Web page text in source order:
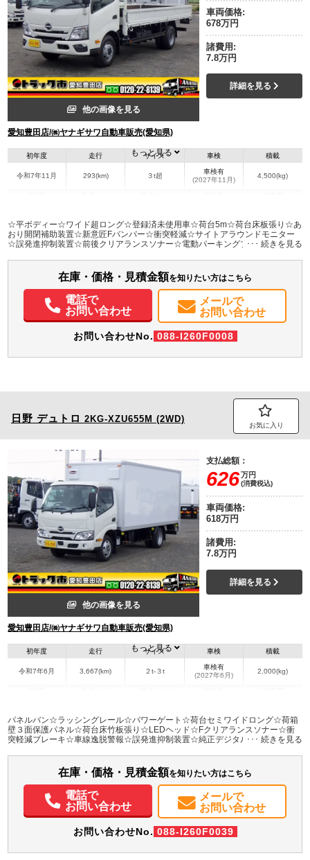
他の画像を見る
愛知豊田店/㈱ヤナギサワ自動車販売(愛知県)
車両価格:
678万円
諸費用:
7.8万円
詳細を見る
初年度
令和7年11月
走行
293(km)
サイズ
３t超
車検
車検有
(2027年11月)
積載
4,500(kg)
愛知県
W:2,080
H:380
W:2,180
H:2,320
無
パワステ パワーウィンドウ ABS エアバッグ
電動格納ミラー
バックモニター
取扱説明書（一部含む） メンテナンスノート（保証書）
もっと見る
☆平ボディー☆ワイド超ロング☆登録済未使用車☆荷台5m☆荷台床板張り☆あ
おり開閉補助装置☆新意匠Fバンパー☆衝突軽減☆サイトアラウンドモニター
☆誤発進抑制装置☆前後クリアランスソナー☆電動パーキングブレーキ☆純正
在庫・価格・見積金額を知りたい方はこちら
電話で
お問い合わせ
メールで
お問い合わせ
お問い合わせNo. 088-I260F0008
日野 デュトロ 2KG-XZU655M (2WD)
お気に入り
他の画像を見る
愛知豊田店/㈱ヤナギサワ自動車販売(愛知県)
支払総額：
626万円
(消費税込)
車両価格:
618万円
諸費用:
7.8万円
詳細を見る
初年度
令和7年6月
走行
3,667(km)
サイズ
２t-３t
車検
車検有
(2027年6月)
積載
2,000(kg)
愛知県
W:1,800
H:1,750
W:1,900
H:2,640
無
パワステ パワーウィンドウ ABS エアバッグ バックモニター
もっと見る
パネルバン☆ラッシングレール☆パワーゲート☆荷台セミワイドロング☆荷箱
壁３面保護パネル☆荷台床竹板張り☆LEDヘッド☆Fクリアランスソナー☆衝
突軽減ブレーキ☆車線逸脱警報☆誤発進抑制装置☆純正デジタルミラー☆バッ
在庫・価格・見積金額を知りたい方はこちら
電話で
お問い合わせ
メールで
お問い合わせ
お問い合わせNo. 088-I260F0039